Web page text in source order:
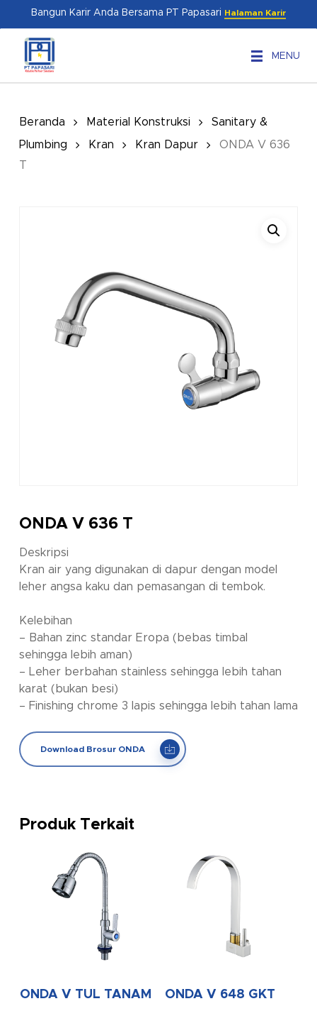
content
Bangun Karir Anda Bersama PT Papasari Halaman Karir
MENU
Beranda Material Konstruksi
Sanitary &
Plumbing
Kran Kran Dapur
ONDA V 636
ONDA V 636 T
Deskripsi
Kran air yang digunakan di dapur dengan model
leher angsa kaku dan pemasangan di tembok.
Kelebihan
– Bahan zinc standar Eropa (bebas timbal
sehingga lebih aman)
– Leher berbahan stainless sehingga lebih tahan
karat (bukan besi)
– Finishing chrome 3 lapis sehingga lebih tahan lama
Download Brosur ONDA
Produk Terkait
ONDA V TUL TANAM ONDA V 648 GKT
Menu